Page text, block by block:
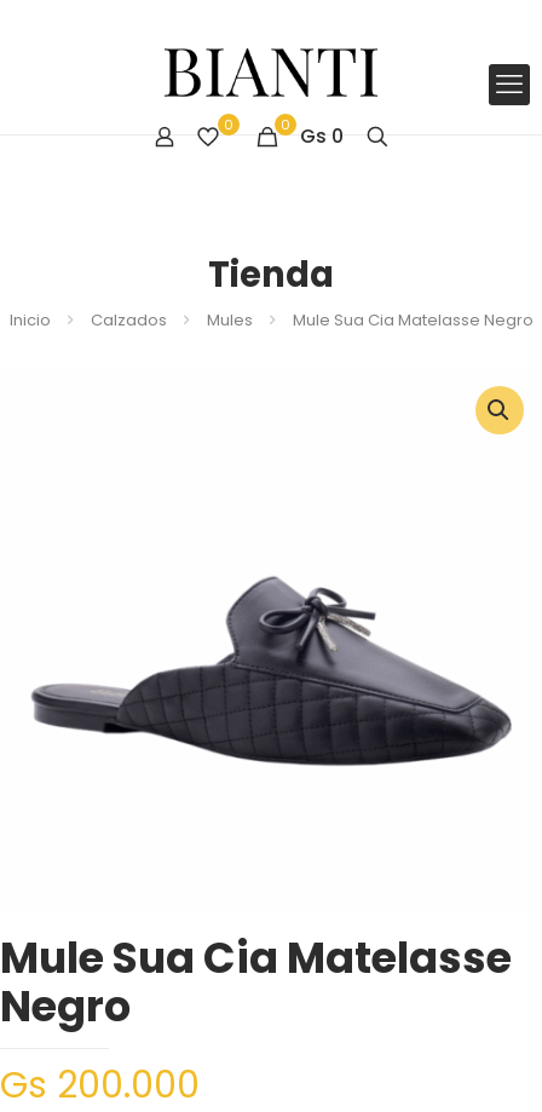
0 0 Gs 0
Tienda
Inicio Calzados Mules Mule Sua Cia Matelasse Negro
Mule Sua Cia Matelasse
Negro
Gs 200.000